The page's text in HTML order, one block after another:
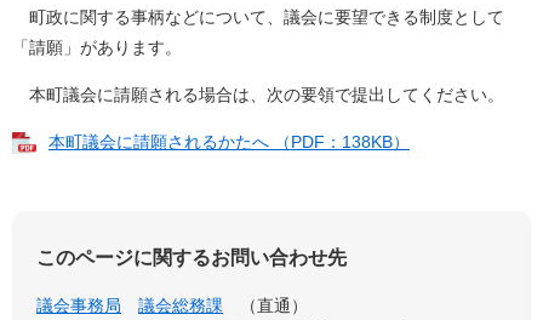
町政に関する事柄などについて、議会に要望できる制度として
「請願」があります。
本町議会に請願される場合は、次の要領で提出してください。
本町議会に請願されるかたへ （PDF：138KB）
このページに関するお問い合わせ先
議会事務局 議会総務課
直通